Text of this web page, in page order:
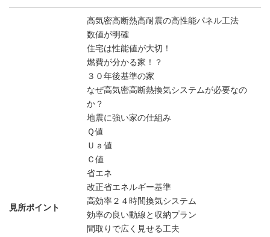
見所ポイント
高気密高断熱高耐震の高性能パネル工法
数値が明確
住宅は性能値が大切！
燃費が分かる家！？
３０年後基準の家
なぜ高気密高断熱換気システムが必要なの
か？
地震に強い家の仕組み
Ｑ値
Ｕａ値
Ｃ値
省エネ
改正省エネルギー基準
高効率２４時間換気システム
効率の良い動線と収納プラン
間取りで広く見せる工夫